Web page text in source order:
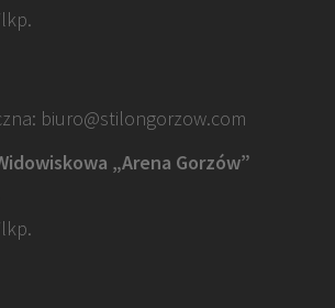
biuro@stilongorzow.com
„Arena Gorzów”